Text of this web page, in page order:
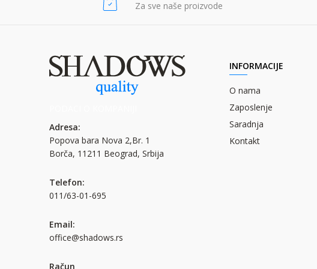
Za sve naše proizvode
Adresa:
Popova bara Nova 2,Br. 1
Borča, 11211 Beograd, Srbija
Telefon:
011/63-01-695
Email:
office@shadows.rs
Račun
INFORMACIJE
O nama
Zaposlenje
Saradnja
Kontakt